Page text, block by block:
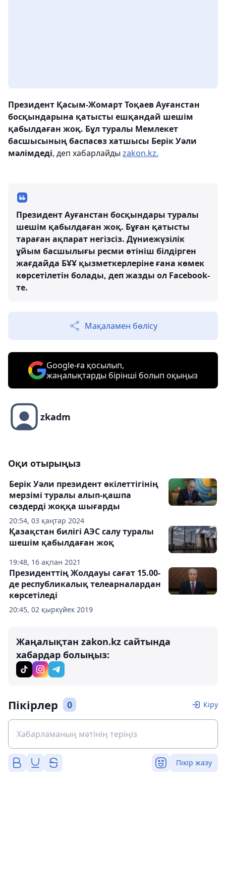
Президент Қасым-Жомарт Тоқаев Ауғанстан
босқындарына қатысты ешқандай шешім
қабылдаған жоқ. Бұл туралы Мемлекет
басшысының баспасөз хатшысы Берік Уәли
мәлімдеді, деп хабарлайды zakon.kz.
Президент Ауғанстан босқындары туралы
шешім қабылдаған жоқ. Бұған қатысты
тараған ақпарат негізсіз. Дүниежүзілік
ұйым басшылығы ресми өтініш білдірген
жағдайда БҰҰ қызметкерлеріне ғана көмек
көрсетілетін болады, деп жазды ол Facebook-
те.
Мақаламен бөлісу
Google-ға қосылып,
жаңалықтарды бірінші болып оқыңыз
zkadm
Оқи отырыңыз
20:54, 03 қаңтар 2024
Берік Уәли президент өкілеттігінің
мерзімі туралы алып-қашпа
сөздерді жоққа шығарды
19:48, 16 ақпан 2021
Қазақстан билігі АЭС салу туралы
шешім қабылдаған жоқ
20:45, 02 қыркүйек 2019
Президенттің Жолдауы сағат 15.00-
де республикалық телеарналардан
көрсетіледі
Жаңалықтан zakon.kz сайтында
хабардар болыңыз:
Пікірлер 0 Кіру
Пікір жазу